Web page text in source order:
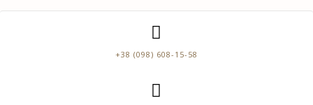
+38 (098) 608-15-58